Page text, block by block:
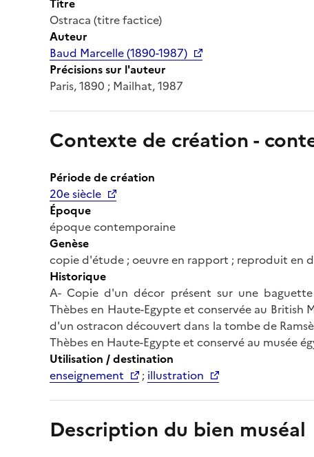
Ostraca (titre factice)
Auteur
Baud Marcelle (1890-1987)
Précisions sur l'auteur
Paris, 1890 ; Mailhat, 1987
Contexte de création -
Période de création
20e siècle
Époque
époque contemporaine
Genèse
copie d'étude ; oeuvre en rapport ; reproduit en
Historique
A- Copie d'un décor présent sur une
Thèbes en Haute-Egypte et conservée au British
d'un ostracon découvert dans la tombe de
Thèbes en Haute-Egypte et conservé au musée
Utilisation / destination
enseignement
; illustration
Description du bien muséal